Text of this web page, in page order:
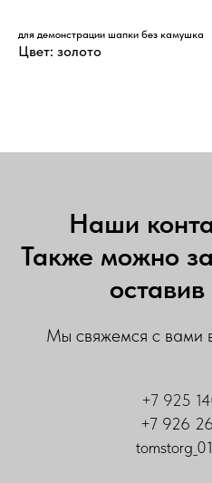
для демонстрации шапки без камушка
Цвет: золото
Наши
Также можно
оставив
Мы свяжемся с вами
+7 925
+7 926